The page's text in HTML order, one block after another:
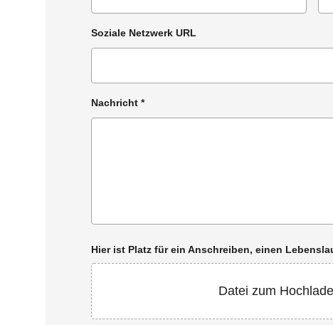
Soziale Netzwerk URL
Nachricht *
Hier ist Platz für ein Anschreiben, einen
Datei zum